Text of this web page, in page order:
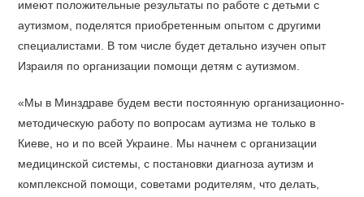
имеют положительные результаты по работе с детьми с
аутизмом, поделятся приобретенным опытом с другими
специалистами. В том числе будет детально изучен опыт
Израиля по организации помощи детям с аутизмом.
«Мы в Минздраве будем вести постоянную организационно-
методическую работу по вопросам аутизма не только в
Киеве, но и по всей Украине. Мы начнем с организации
медицинской системы, с постановки диагноза аутизм и
комплексной помощи, советами родителям, что делать,